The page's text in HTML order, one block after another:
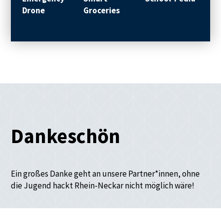
Drone
Groceries
Dankeschön
Ein großes Danke geht an unsere Partner*innen, ohne
die Jugend hackt Rhein-Neckar nicht möglich wäre!